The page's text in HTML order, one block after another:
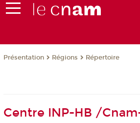
Présentation Régions Répertoire
Centre INP-HB /